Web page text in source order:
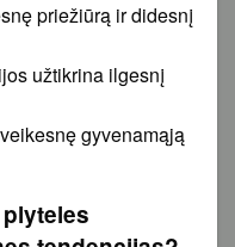
priežiūrą ir didesnį
užtikrina ilgesnį
gyvenamąją